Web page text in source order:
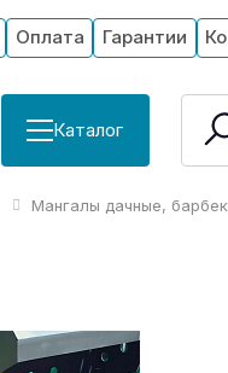
Оплата Гарантии
Каталог
Мангалы дачные,